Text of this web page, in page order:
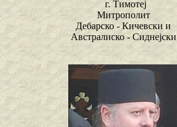
г. Тимотеј
Митрополит
Дебарско - Кичевски и
Австралиско - Сиднејски